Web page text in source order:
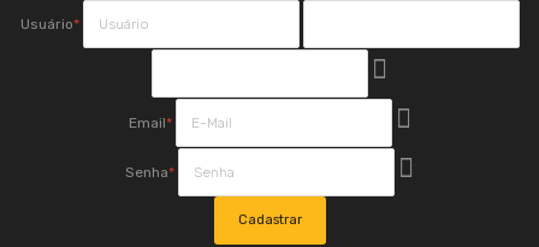
Usuário*
Email*
Senha*